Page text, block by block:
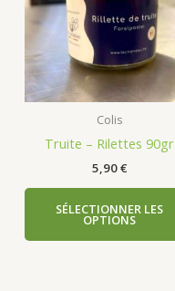
Colis
Truite – Rilettes 90gr
5,90€
SÉLECTIONNER LES
OPTIONS